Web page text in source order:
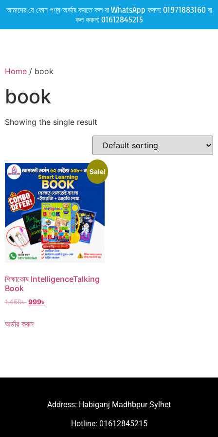
আমাদের যে কোন পণ্য অর্ডার করতে কল বা WhatsApp করুন: 01971883160বা
কল করুন: 01612845215
Home / book
book
Showing the single result
Sale!
শিক্ষাকোষ IntelligenceTalking
Book
1,450৳ 999৳
অর্ডার করুন
Address: Habiganj Madhbpur Sylhet
Hotline: 01612845215